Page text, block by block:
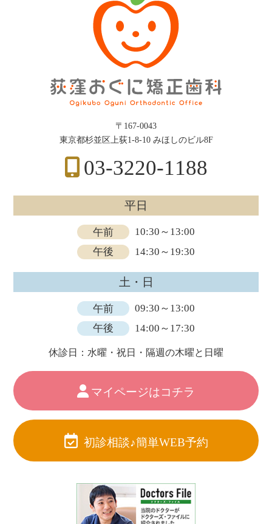
〒167-0043
東京都杉並区上荻1-8-10 みほしのビル8F
03-3220-1188
平日
午前
10:30～13:00
午後
14:30～19:30
土・日
午前
09:30～13:00
午後
14:00～17:30
休診日：水曜・祝日・隔週の木曜と日曜
マイページはコチラ
初診相談♪簡単WEB予約